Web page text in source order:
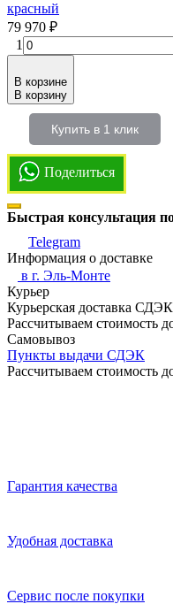
красный
79 970 ₽
1
В корзине
В корзину
Купить в 1 клик
Поделиться
Быстрая консультация
Telegram
Информация о доставке
в г. Эль-Монте
Курьер
Курьерская доставка СДЭК
Рассчитываем стоимость
Самовывоз
Пункты выдачи СДЭК
Рассчитываем стоимость
Гарантия качества
Удобная доставка
Сервис после покупки